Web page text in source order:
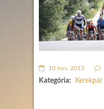
10 nov. 2013
Kategória: Kerekpár